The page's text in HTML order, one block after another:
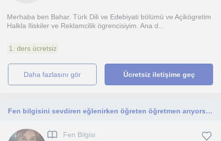
Merhaba ben Bahar. Türk Dili ve Edebiyati bölümü ve Açikögretim
Halkla Iliskiler ve Reklamcilik ögrencisiyim. Ana d...
1. ders ücretsiz
daha fazlasını gör Ücretsiz iletişime geç
Fen bilgisini sevdiren eğlenirken öğreten öğretmen arıyorsanız tam da burası:)İzmir çevresi ulaşabilir.ortaokul ve özellikle lgs
Fen Bilgisi